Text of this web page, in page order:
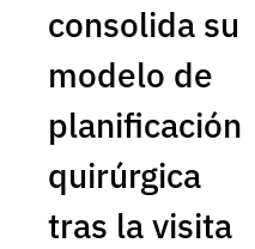
consolida su
modelo de
planificación
quirúrgica
tras la visita